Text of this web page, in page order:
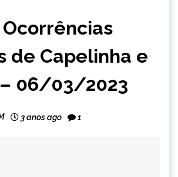
de Capelinha e
– 06/03/2023
3 anos ago 1